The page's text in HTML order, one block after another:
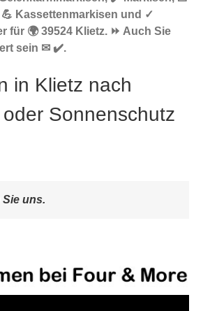
Kassettenmarkisen und ✓
für 🌍 39524 Klietz. ⏩ Auch Sie
sein ✉ ✔️.
in Klietz nach
Sonnenschutz
Sie uns.